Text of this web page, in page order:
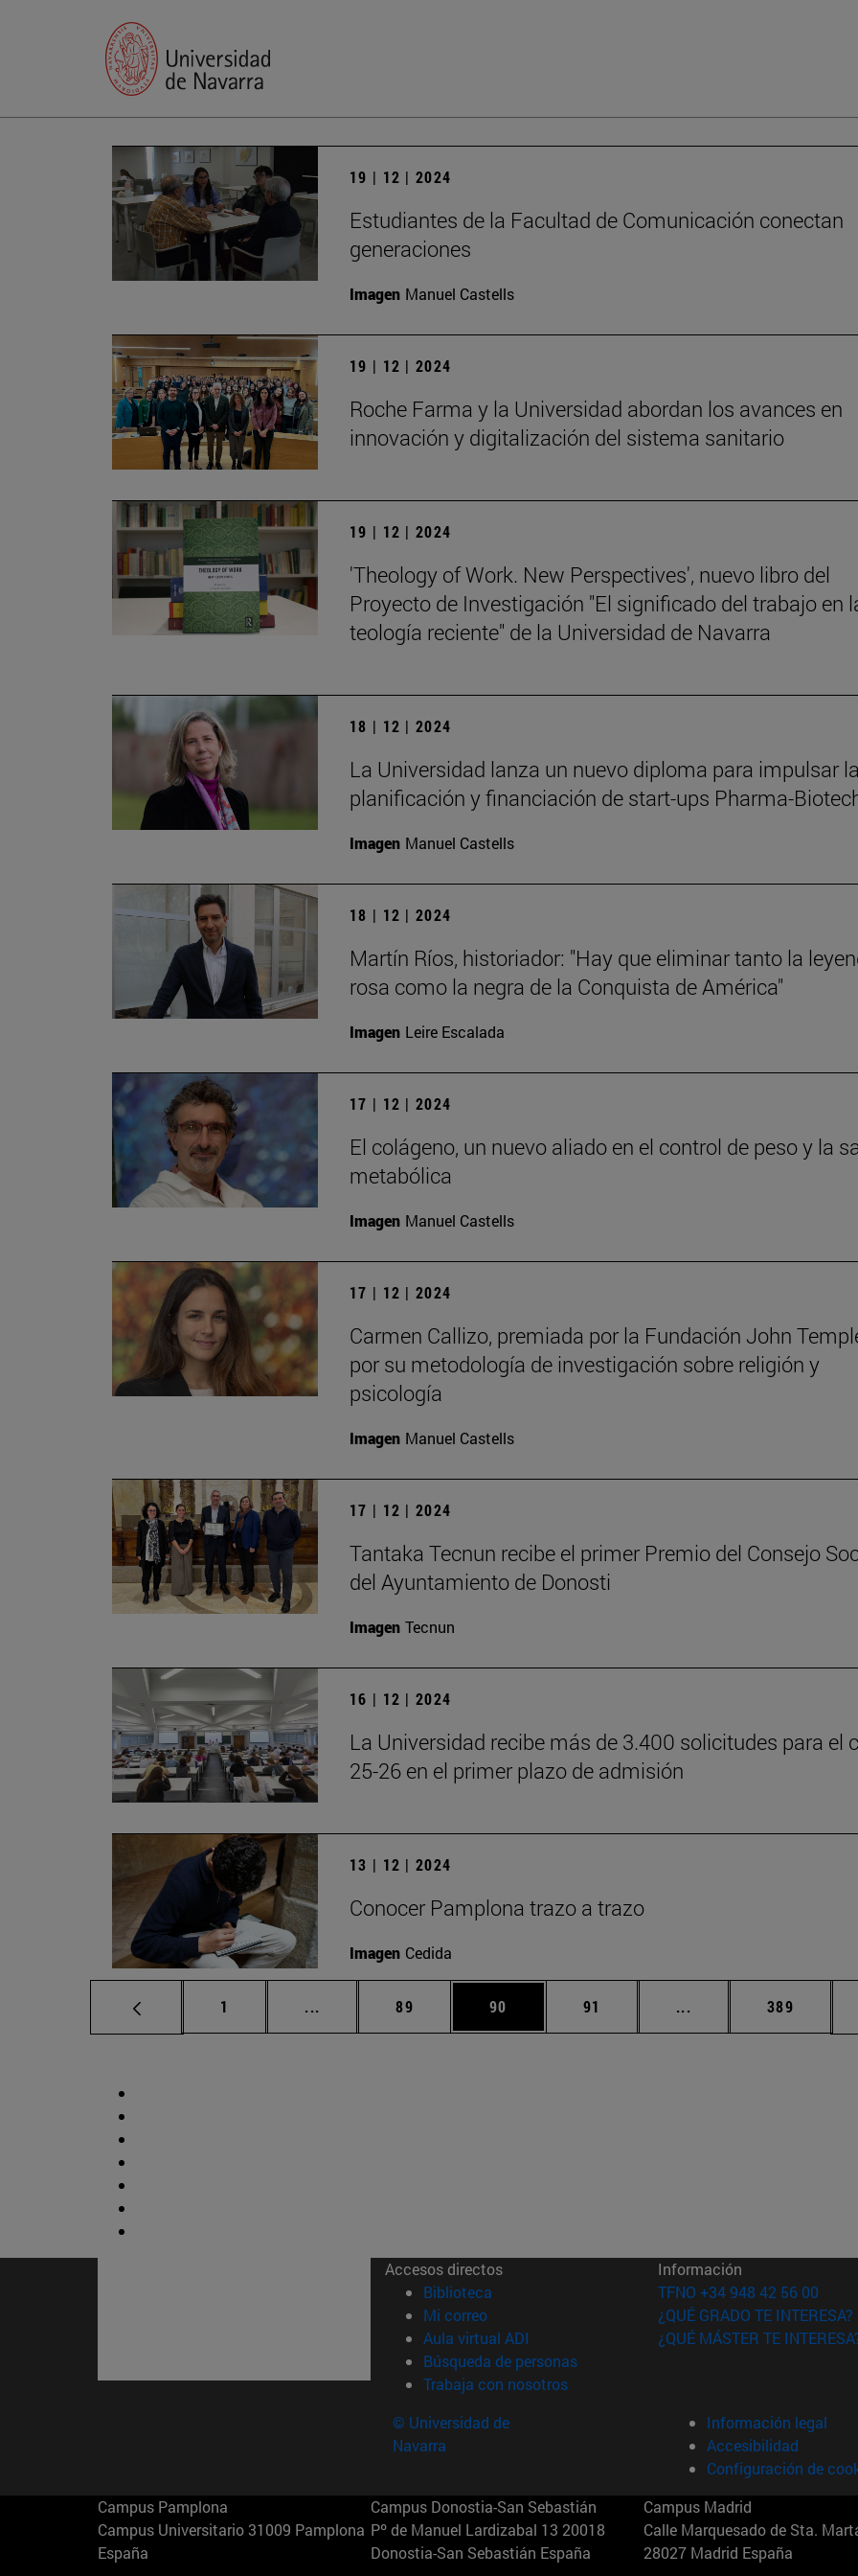
19 | 12 | 2024
Estudiantes de la Facultad de Comunicación conectan
generaciones
Imagen Manuel Castells
19 | 12 | 2024
Roche Farma y la Universidad abordan los avances en
innovación y digitalización del sistema sanitario
19 | 12 | 2024
'Theology of Work. New Perspectives', nuevo libro del
Proyecto de Investigación "El significado del trabajo en
teología reciente" de la Universidad de Navarra
18 | 12 | 2024
La Universidad lanza un nuevo diploma para impulsar la
planificación y financiación de start-ups Pharma-
Imagen Manuel Castells
18 | 12 | 2024
Martín Ríos, historiador: "Hay que eliminar tanto la
rosa como la negra de la Conquista de América"
Imagen Leire Escalada
17 | 12 | 2024
El colágeno, un nuevo aliado en el control de peso y la
metabólica
Imagen Manuel Castells
17 | 12 | 2024
Carmen Callizo, premiada por la Fundación John
por su metodología de investigación sobre religión y
psicología
Imagen Manuel Castells
17 | 12 | 2024
Tantaka Tecnun recibe el primer Premio del Consejo
del Ayuntamiento de Donosti
Imagen Tecnun
16 | 12 | 2024
La Universidad recibe más de 3.400 solicitudes para el
25-26 en el primer plazo de admisión
13 | 12 | 2024
Conocer Pamplona trazo a trazo
Imagen Cedida
Página
1 ... Páginas intermedias Use TAB para desplazarse.
Página
89 Página
90 Página
91 ... Páginas intermedias
Página
389
Accesos directos
Biblioteca (abre en nueva ventana)
Mi correo(abre en nueva ventana)
Aula virtual ADI (abre en nueva ventana)
Búsqueda de personas(abre en nueva ventana)
Trabaja con nosotros(abre en nueva ventana)
Información
TFNO +34 948 42 56 00
¿QUÉ GRADO TE INTERESA?
¿QUÉ MÁSTER TE
© Universidad de
Navarra
Información legal
Accesibilidad
Configuración de
Campus Pamplona
Campus Universitario 31009 Pamplona
España
Campus Donostia-San Sebastián
Pº de Manuel Lardizabal 13 20018
Donostia-San Sebastián España
Campus Madrid
Calle Marquesado de Sta.
28027 Madrid España